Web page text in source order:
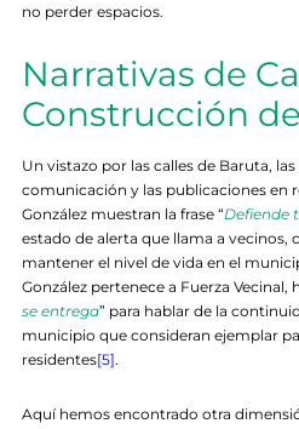
no perder espacios.
Narrativas de
Construcción
Un vistazo por las calles de Baruta,
comunicación y las publicaciones en
González muestran la frase “Defiende
estado de alerta que llama a vecinos,
mantener el nivel de vida en el
González pertenece a Fuerza Vecinal,
se entrega” para hablar de la
municipio que consideran ejemplar
residentes[5].
Aquí hemos encontrado otra